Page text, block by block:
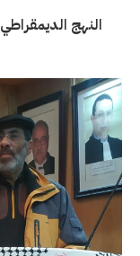
النهج